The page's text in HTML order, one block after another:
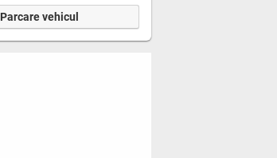
Parcare vehicul